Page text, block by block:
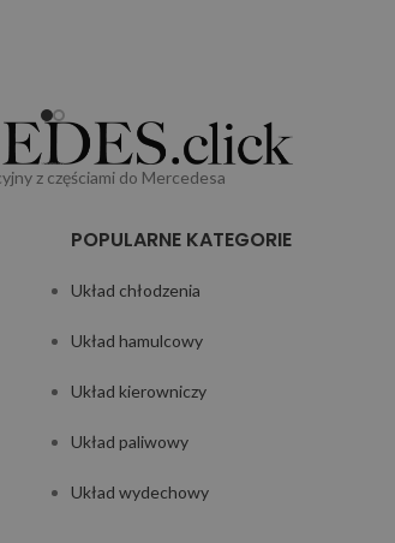
z częściami do Mercedesa
POPULARNE KATEGORIE
Układ chłodzenia
Układ hamulcowy
Układ kierowniczy
Układ paliwowy
Układ wydechowy